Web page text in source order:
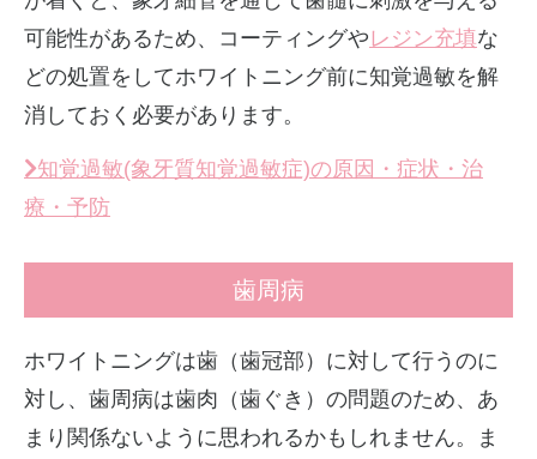
可能性があるため、コーティングや レジン充填な
どの処置をしてホワイトニング前に知覚過敏を解
消しておく必要があります。
知覚過敏(象牙質知覚過敏症)の原因・症状・治
療・予防
歯周病
ホワイトニングは歯（歯冠部）に対して行うのに
対し、歯周病は歯肉（歯ぐき）の問題のため、あ
まり関係ないように思われるかもしれません。ま